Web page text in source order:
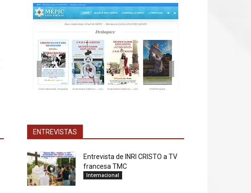
ENTREVISTAS
Entrevista de INRI CRISTO a TV
francesa TMC
Internacional